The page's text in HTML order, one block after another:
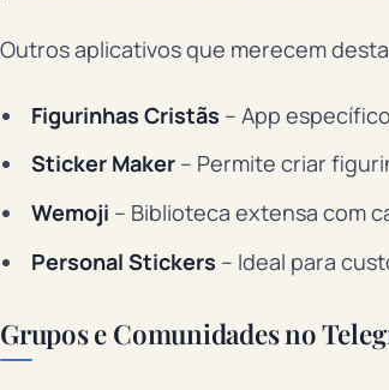
Outros aplicativos que merecem
Figurinhas Cristãs – App
Sticker Maker– Permite criar
Wemoji – Biblioteca extensa com
Personal Stickers – Ideal para
Grupos e Comunidades no